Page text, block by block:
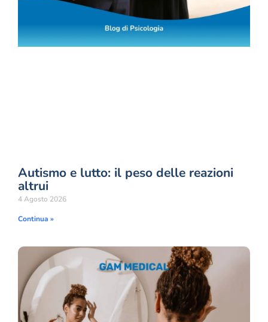
Autismo e lutto: il peso delle reazioni
altrui
4 Agosto 2026
Continua »